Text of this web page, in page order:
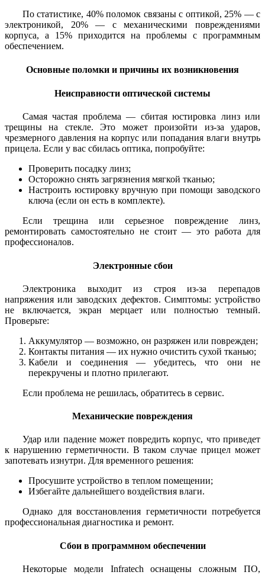
По статистике, 40% поломок связаны с оптикой, 25% — с
электроникой, 20% — с механическими повреждениями
корпуса, а 15% приходится на проблемы с программным
обеспечением.
Основные поломки и причины их возникновения
Неисправности оптической системы
Самая частая проблема — сбитая юстировка линз или
трещины на стекле. Это может произойти из-за ударов,
чрезмерного давления на корпус или попадания влаги внутрь
прицела. Если у вас сбилась оптика, попробуйте:
Проверить посадку линз;
Осторожно снять загрязнения мягкой тканью;
Настроить юстировку вручную при помощи заводского
ключа (если он есть в комплекте).
Если трещина или серьезное повреждение линз,
ремонтировать самостоятельно не стоит — это работа для
профессионалов.
Электронные сбои
Электроника выходит из строя из-за перепадов
напряжения или заводских дефектов. Симптомы: устройство
не включается, экран мерцает или полностью темный.
Проверьте:
Аккумулятор — возможно, он разряжен или поврежден;
Контакты питания — их нужно очистить сухой тканью;
Кабели и соединения — убедитесь, что они не
перекручены и плотно прилегают.
Если проблема не решилась, обратитесь в сервис.
Механические повреждения
Удар или падение может повредить корпус, что приведет
к нарушению герметичности. В таком случае прицел может
запотевать изнутри. Для временного решения:
Просушите устройство в теплом помещении;
Избегайте дальнейшего воздействия влаги.
Однако для восстановления герметичности потребуется
профессиональная диагностика и ремонт.
Сбои в программном обеспечении
Некоторые модели Infratech оснащены сложным ПО,